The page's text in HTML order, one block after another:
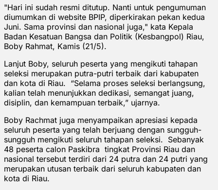
"Hari ini sudah resmi ditutup. Nanti untuk pengumuman
diumumkan di website BPIP, diperkirakan pekan kedua
Juni. Sama provinsi dan nasional juga," kata Kepala
Badan Kesatuan Bangsa dan Politik (Kesbangpol) Riau,
Boby Rahmat, Kamis (21/5).
Lanjut Boby, seluruh peserta yang mengikuti tahapan
seleksi merupakan putra-putri terbaik dari kabupaten
dan kota di Riau. “Selama proses seleksi berlangsung,
kalian telah menunjukkan dedikasi, semangat juang,
disiplin, dan kemampuan terbaik,” ujarnya.
Boby Rachmat juga menyampaikan apresiasi kepada
seluruh peserta yang telah berjuang dengan sungguh-
sungguh mengikuti seluruh tahapan seleksi. Sebanyak
48 peserta calon Paskibra tingkat Provinsi Riau dan
nasional tersebut terdiri dari 24 putra dan 24 putri yang
merupakan utusan terbaik dari seluruh kabupaten dan
kota di Riau.